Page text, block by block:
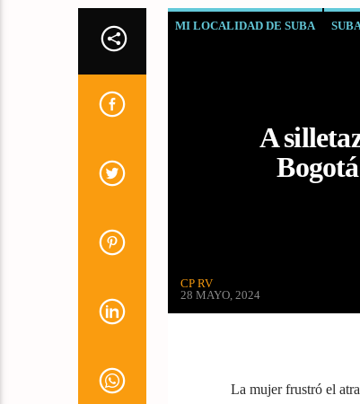
MI LOCALIDAD DE SUBA
A
CP RV
28 MAYO, 2024
La mujer frustró el